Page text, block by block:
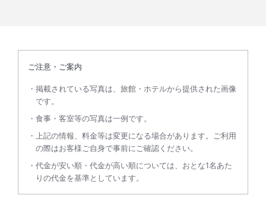
ご注意・ご案内
掲載されている写真は、旅館・ホテルから提供された画像
です。
食事・客室等の写真は一例です。
上記の情報、料金等は変更になる場合があります。ご利用
の際はお客様ご自身で事前にご確認ください。
代金が安い順・代金が高い順については、おとな1名あた
りの代金を基準としています。